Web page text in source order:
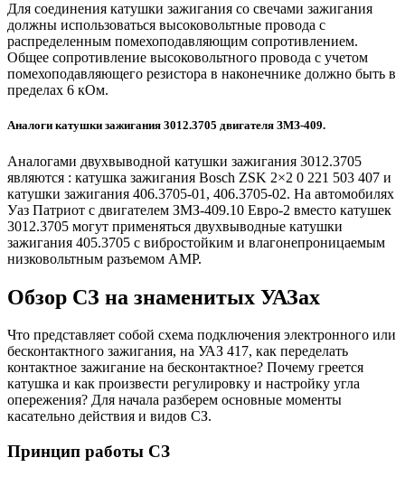
Для соединения катушки зажигания со свечами зажигания
должны использоваться высоковольтные провода с
распределенным помехоподавляющим сопротивлением.
Общее сопротивление высоковольтного провода с учетом
помехоподавляющего резистора в наконечнике должно быть в
пределах 6 кОм.
Аналоги катушки зажигания 3012.3705 двигателя ЗМЗ-409.
Аналогами двухвыводной катушки зажигания 3012.3705
являются : катушка зажигания Bosch ZSK 2×2 0 221 503 407 и
катушки зажигания 406.3705-01, 406.3705-02. На автомобилях
Уаз Патриот с двигателем ЗМЗ-409.10 Евро-2 вместо катушек
3012.3705 могут применяться двухвыводные катушки
зажигания 405.3705 с вибростойким и влагонепроницаемым
низковольтным разъемом AMP.
Обзор СЗ на знаменитых УАЗах
Что представляет собой схема подключения электронного или
бесконтактного зажигания, на УАЗ 417, как переделать
контактное зажигание на бесконтактное? Почему греется
катушка и как произвести регулировку и настройку угла
опережения? Для начала разберем основные моменты
касательно действия и видов СЗ.
Принцип работы СЗ